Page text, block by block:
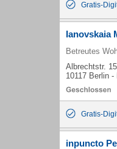
Gratis-
Ianovskaia
Betreutes
Albrechtstr. 15
10117 Berlin -
Gratis-
inpuncto